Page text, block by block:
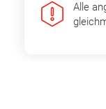
Alle